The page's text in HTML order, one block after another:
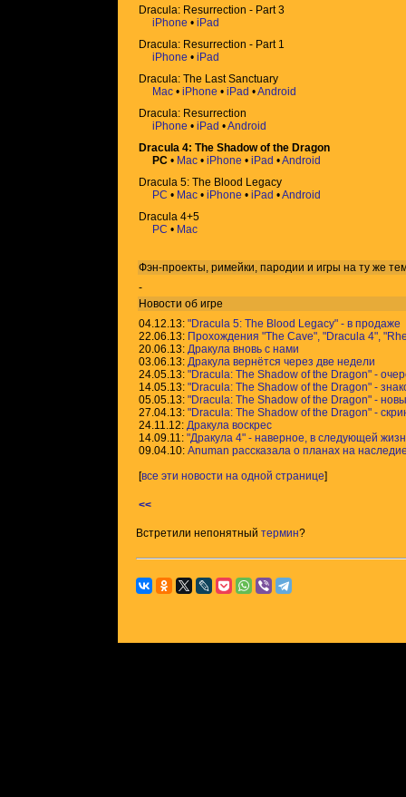
Dracula: Resurrection - Part 3
iPhone • iPad
Dracula: Resurrection - Part 1
iPhone • iPad
Dracula: The Last Sanctuary
Mac • iPhone • iPad •Android
Dracula: Resurrection
iPhone • iPad •Android
Dracula 4: The Shadow of the Dragon
PC • Mac • iPhone • iPad •Android
Dracula 5: The Blood Legacy
PC • Mac • iPhone • iPad •Android
Dracula 4+5
PC • Mac
Фэн-проекты, римейки, пародии и игры на ту же
-
Новости об игре
04.12.13: "Dracula 5: The Blood Legacy" - в продаже
22.06.13: Прохождения "The Cave", "Dracula 4",
20.06.13: Дракула вновь с нами
03.06.13: Дракула вернётся через две недели
24.05.13: "Dracula: The Shadow of the Dragon" -
14.05.13: "Dracula: The Shadow of the Dragon" -
05.05.13: "Dracula: The Shadow of the Dragon" -
27.04.13: "Dracula: The Shadow of the Dragon" -
24.11.12: Дракула воскрес
14.09.11: "Дракула 4" - наверное, в следующей
09.04.10: Anuman рассказала о планах на
[все эти новости на одной странице]
<<
Встретили непонятный термин?